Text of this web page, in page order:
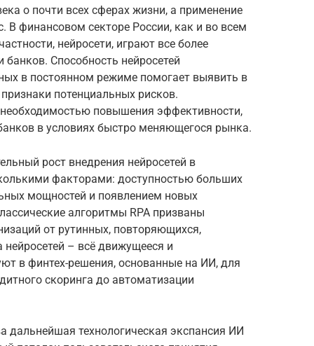
о почти всех сферах жизни, а применение
В финансовом секторе России, как и во всем
нейросети, играют все более
Способность нейросетей
в постоянном режиме помогает выявить в
потенциальных рисков.
повышения эффективности,
в условиях быстро меняющегося рынка.
рост внедрения нейросетей в
факторами: доступностью больших
мощностей и появлением новых
алгоритмы RPA призваны
от рутинных, повторяющихся,
нейросетей – всё движущееся и
в финтех-решения, основанные на ИИ, для
скоринга до автоматизации
дальнейшая технологическая экспансия ИИ